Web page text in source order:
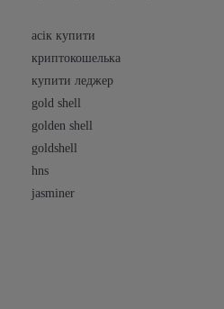
асік купити
криптокошелька
купити леджер
gold shell
golden shell
goldshell
hns
jasminer